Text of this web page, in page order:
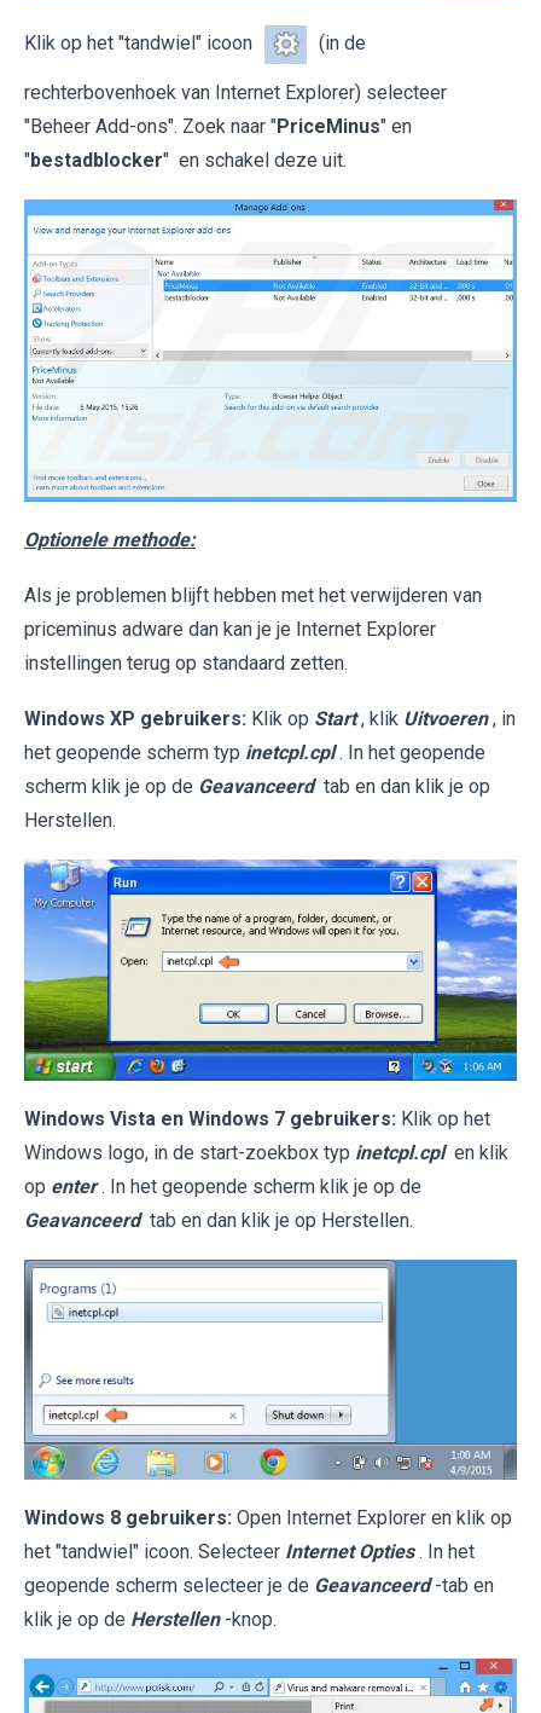
Klik op het "tandwiel" icoon (in de
rechterbovenhoek van Internet Explorer) selecteer
"Beheer Add-ons". Zoek naar "PriceMinus" en
"bestadblocker" en schakel deze uit.
Optionele methode:
Als je problemen blijft hebben met het verwijderen van
priceminus adware dan kan je je Internet Explorer
instellingen terug op standaard zetten.
Windows XP gebruikers: Klik op Start , klik Uitvoeren , in
het geopende scherm typ inetcpl.cpl . In het geopende
scherm klik je op de Geavanceerd tab en dan klik je op
Herstellen.
Windows Vista en Windows 7 gebruikers: Klik op het
Windows logo, in de start-zoekbox typ inetcpl.cpl en klik
op enter . In het geopende scherm klik je op de
Geavanceerd tab en dan klik je op Herstellen.
Windows 8 gebruikers: Open Internet Explorer en klik op
het "tandwiel" icoon. Selecteer Internet Opties . In het
geopende scherm selecteer je de Geavanceerd -tab en
klik je op de Herstellen -knop.